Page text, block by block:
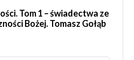
Tom 1 – świadectwa ze
Bożej. Tomasz Gołąb